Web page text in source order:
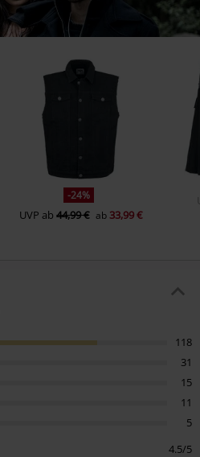
-24%
UVP ab44,99 € ab33,99 €
118
31
15
11
5
4.5/5